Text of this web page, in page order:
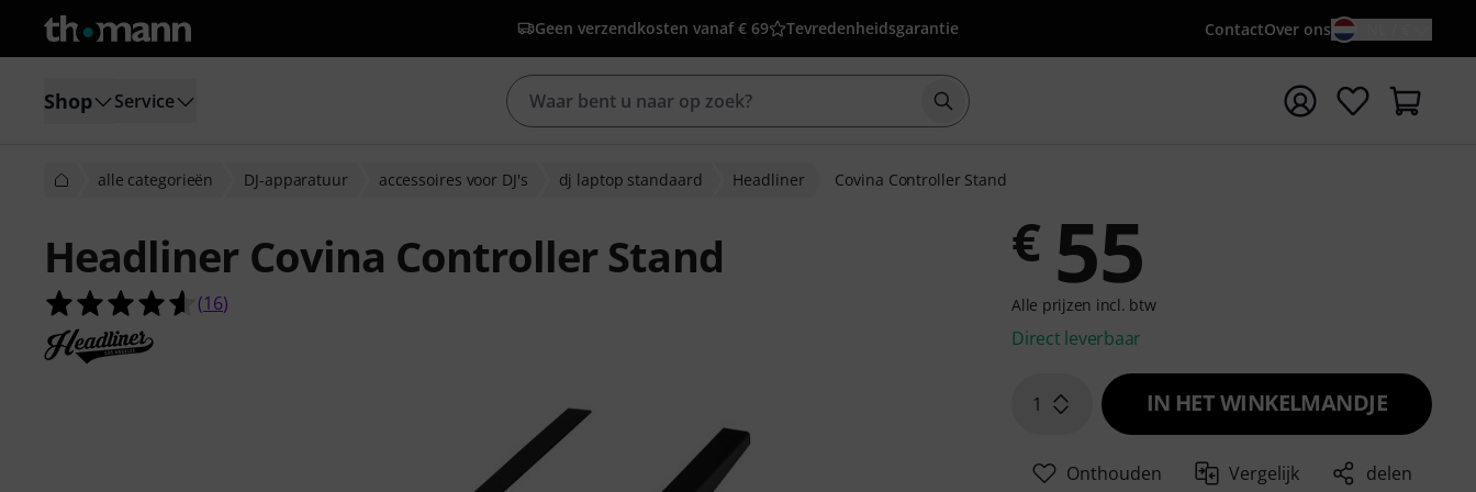
Geen verzendkosten vanaf € 69 Tevredenheidsgarantie ContactOver ons
Shop Service Zoek met zoekterm {searchTerm}
alle categorieën DJ-apparatuur accessoires voor DJ's dj laptop standaard Headliner Covina Controller Stand
Headliner Covina Controller Stand
4.6 van de 5 sterren van 16 klantbeoordelingen
(16)
€ 55
Alle prijzen incl. btw
Direct leverbaar
1 IN HET WINKELMANDJE
Onthouden Vergelijk delen